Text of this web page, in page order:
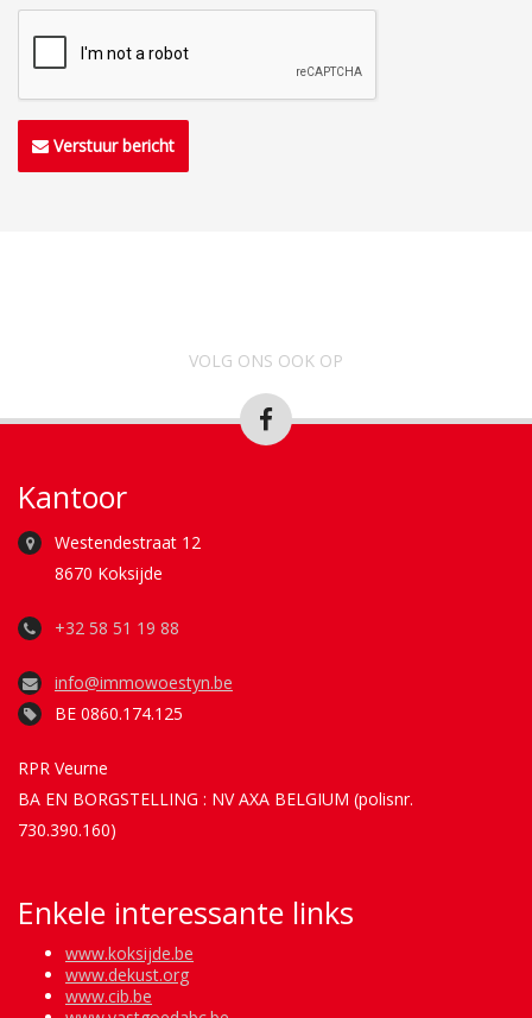
Verstuur bericht
VOLG ONS OOK OP
Kantoor
Westendestraat 12
8670 Koksijde
+32 58 51 19 88
info@immowoestyn.be
BE 0860.174.125
RPR Veurne
BA EN BORGSTELLING : NV AXA BELGIUM (polisnr.
730.390.160)
Enkele interessante links
www.koksijde.be
www.dekust.org
www.cib.be